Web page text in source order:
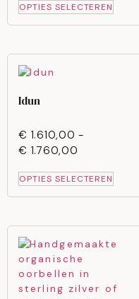
OPTIES SELECTEREN
Idun
€ 1.610,00 -
€ 1.760,00
OPTIES SELECTEREN